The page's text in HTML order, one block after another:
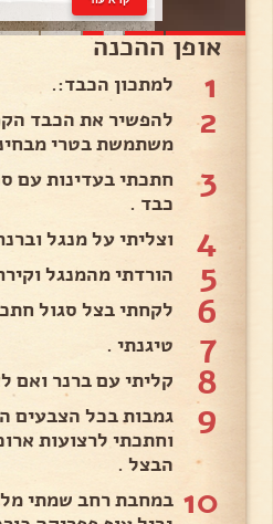
אופן ההכנה
1 למתכון הכבד:.
2
להפשיר את הכבד
משתמשת בטרי
3
חתכתי בעדינות עם
כבד .
4 וצליתי על מנגל
5 הורדתי מהמנגל
6 לקחתי בצל סגול
7 טיגנתי .
8 קליתי עם ברנר ואם
9
גמבות בכל הצבעים
וחתכתי לרצועות
הבצל .
10 במחבת רחב שמתי